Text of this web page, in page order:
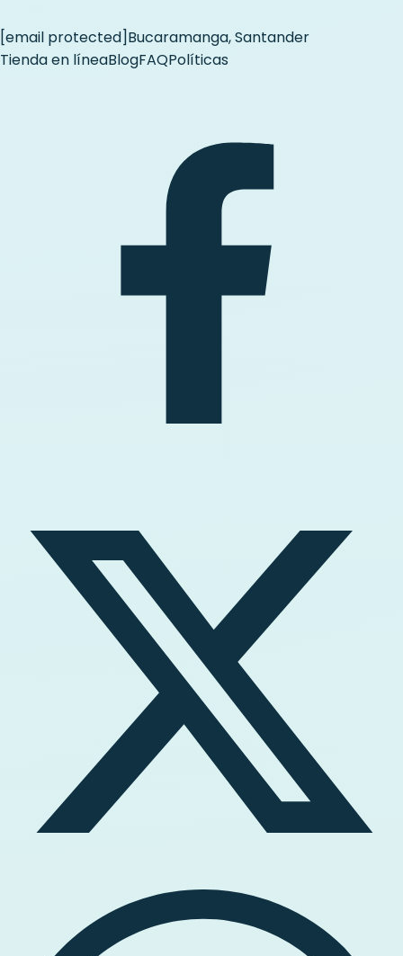
[email protected]Bucaramanga, Santander
Tienda en líneaBlogFAQPolíticas